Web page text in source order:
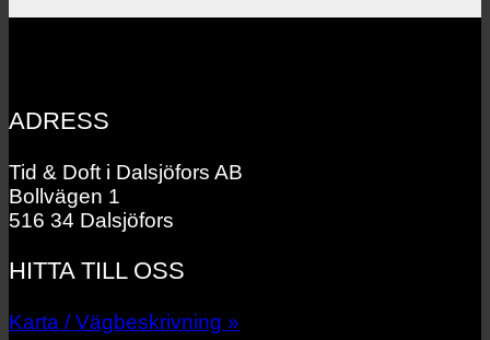
ADRESS
Tid & Doft i Dalsjöfors AB
Bollvägen 1
516 34 Dalsjöfors
HITTA TILL OSS
Karta / Vägbeskrivning »